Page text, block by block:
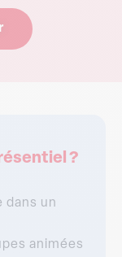
animées